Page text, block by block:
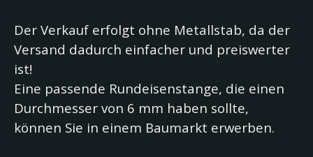
Der Verkauf erfolgt ohne Metallstab, da der
Versand dadurch einfacher und preiswerter
ist!
Eine passende Rundeisenstange, die einen
Durchmesser von 6 mm haben sollte,
können Sie in einem Baumarkt erwerben.